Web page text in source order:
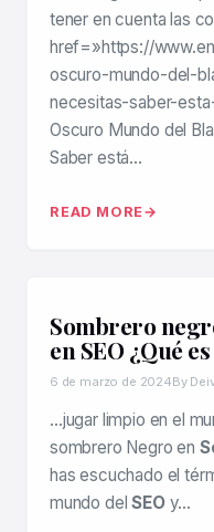
tener en cuenta las
href=»https://
oscuro-mundo-del-
necesitas-saber-
Oscuro Mundo del
Saber está…
READ MORE
Sombrero
en SEO ¿Qué
6 de marzo de 2024By
…jugar limpio en el
sombrero Negro en
has escuchado el
mundo delSEOy…